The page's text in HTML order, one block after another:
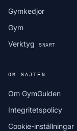
Gymkedjor
Gym
Verktyg
SNART
OM SAJTEN
Om GymGuiden
Integritetspolicy
Cookie-inställningar